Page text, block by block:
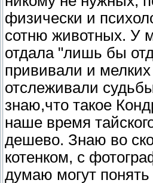
физически и
сотню животных. У
отдала "лишь бы
прививали и
отслеживали
знаю,что такое
наше время
дешево. Знаю во
котенком, с
думаю могут понять